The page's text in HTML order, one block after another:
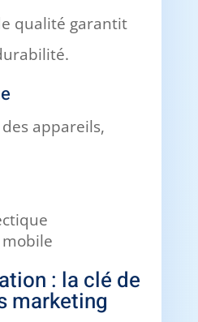
qualité garantit
des appareils,
: la clé de
marketing